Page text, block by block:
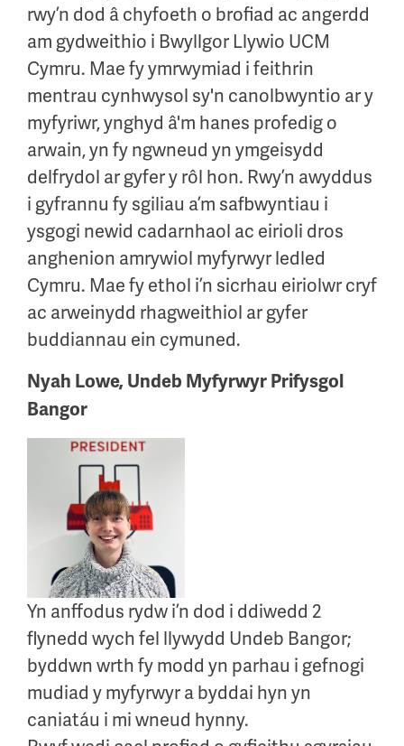
rwy’n dod â chyfoeth o brofiad ac angerdd
am gydweithio i Bwyllgor Llywio UCM
Cymru. Mae fy ymrwymiad i feithrin
mentrau cynhwysol sy'n canolbwyntio ar y
myfyriwr, ynghyd â'm hanes profedig o
arwain, yn fy ngwneud yn ymgeisydd
delfrydol ar gyfer y rôl hon. Rwy’n awyddus
i gyfrannu fy sgiliau a’m safbwyntiau i
ysgogi newid cadarnhaol ac eirioli dros
anghenion amrywiol myfyrwyr ledled
Cymru. Mae fy ethol i’n sicrhau eiriolwr cryf
ac arweinydd rhagweithiol ar gyfer
buddiannau ein cymuned.
Nyah Lowe, Undeb Myfyrwyr Prifysgol
Bangor
Yn anffodus rydw i’n dod i ddiwedd 2
flynedd wych fel llywydd Undeb Bangor;
byddwn wrth fy modd yn parhau i gefnogi
mudiad y myfyrwyr a byddai hyn yn
caniatáu i mi wneud hynny.